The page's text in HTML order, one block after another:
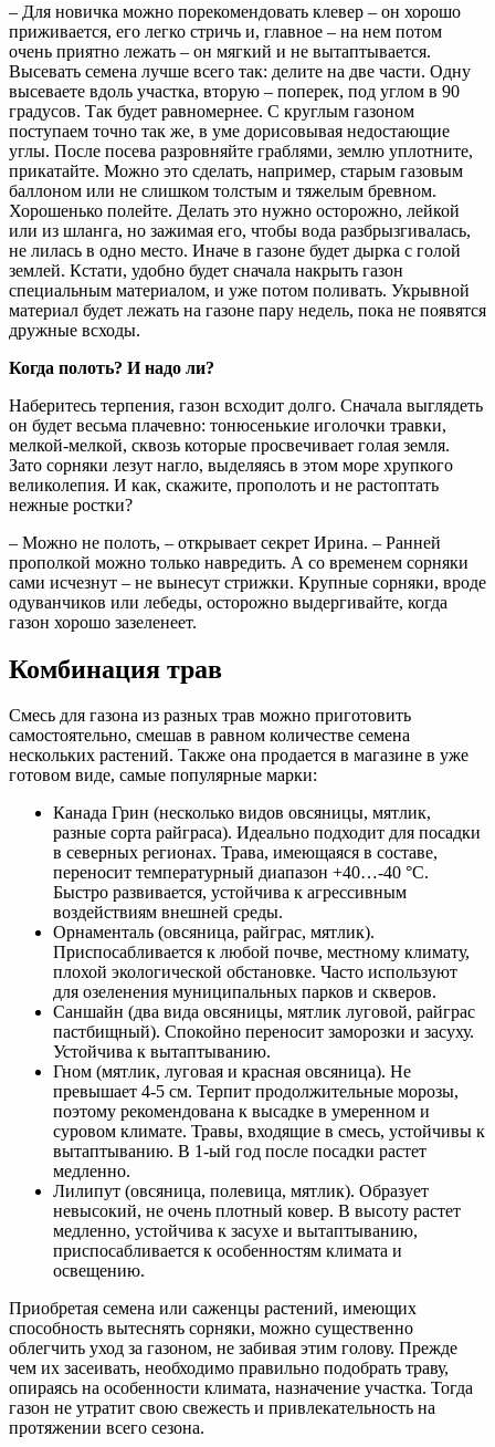
– Для новичка можно порекомендовать клевер – он хорошо
приживается, его легко стричь и, главное – на нем потом
очень приятно лежать – он мягкий и не вытаптывается.
Высевать семена лучше всего так: делите на две части. Одну
высеваете вдоль участка, вторую – поперек, под углом в 90
градусов. Так будет равномернее. С круглым газоном
поступаем точно так же, в уме дорисовывая недостающие
углы. После посева разровняйте граблями, землю уплотните,
прикатайте. Можно это сделать, например, старым газовым
баллоном или не слишком толстым и тяжелым бревном.
Хорошенько полейте. Делать это нужно осторожно, лейкой
или из шланга, но зажимая его, чтобы вода разбрызгивалась,
не лилась в одно место. Иначе в газоне будет дырка с голой
землей. Кстати, удобно будет сначала накрыть газон
специальным материалом, и уже потом поливать. Укрывной
материал будет лежать на газоне пару недель, пока не появятся
дружные всходы.
Когда полоть? И надо ли?
Наберитесь терпения, газон всходит долго. Сначала выглядеть
он будет весьма плачевно: тонюсенькие иголочки травки,
мелкой-мелкой, сквозь которые просвечивает голая земля.
Зато сорняки лезут нагло, выделяясь в этом море хрупкого
великолепия. И как, скажите, прополоть и не растоптать
нежные ростки?
– Можно не полоть, – открывает секрет Ирина. – Ранней
прополкой можно только навредить. А со временем сорняки
сами исчезнут – не вынесут стрижки. Крупные сорняки, вроде
одуванчиков или лебеды, осторожно выдергивайте, когда
газон хорошо зазеленеет.
Комбинация трав
Смесь для газона из разных трав можно приготовить
самостоятельно, смешав в равном количестве семена
нескольких растений. Также она продается в магазине в уже
готовом виде, самые популярные марки:
Канада Грин (несколько видов овсяницы, мятлик,
разные сорта райграса). Идеально подходит для посадки
в северных регионах. Трава, имеющаяся в составе,
переносит температурный диапазон +40…-40 °C.
Быстро развивается, устойчива к агрессивным
воздействиям внешней среды.
Орнаменталь (овсяница, райграс, мятлик).
Приспосабливается к любой почве, местному климату,
плохой экологической обстановке. Часто используют
для озеленения муниципальных парков и скверов.
Саншайн (два вида овсяницы, мятлик луговой, райграс
пастбищный). Спокойно переносит заморозки и засуху.
Устойчива к вытаптыванию.
Гном (мятлик, луговая и красная овсяница). Не
превышает 4-5 см. Терпит продолжительные морозы,
поэтому рекомендована к высадке в умеренном и
суровом климате. Травы, входящие в смесь, устойчивы к
вытаптыванию. В 1-ый год после посадки растет
медленно.
Лилипут (овсяница, полевица, мятлик). Образует
невысокий, не очень плотный ковер. В высоту растет
медленно, устойчива к засухе и вытаптыванию,
приспосабливается к особенностям климата и
освещению.
Приобретая семена или саженцы растений, имеющих
способность вытеснять сорняки, можно существенно
облегчить уход за газоном, не забивая этим голову. Прежде
чем их засеивать, необходимо правильно подобрать траву,
опираясь на особенности климата, назначение участка. Тогда
газон не утратит свою свежесть и привлекательность на
протяжении всего сезона.